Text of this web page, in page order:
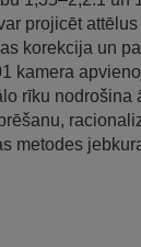
projicēt
korekcija un
kamera
rīku nodrošina
metodes